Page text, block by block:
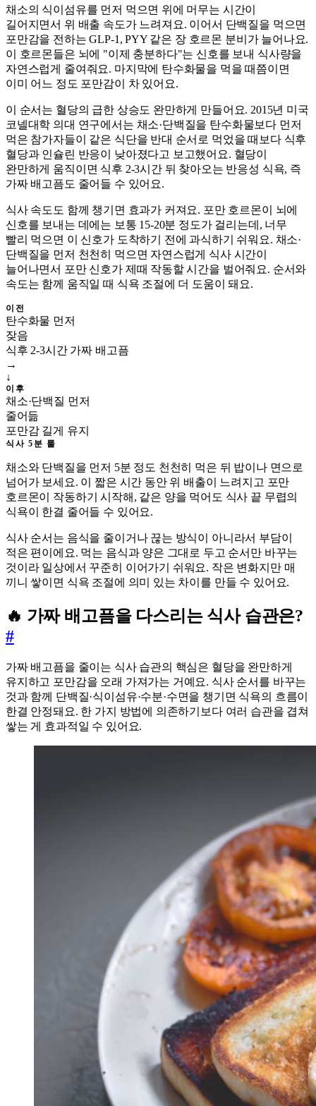
채소의 식이섬유를 먼저 먹으면 위에 머무는 시간이
길어지면서 위 배출 속도가 느려져요. 이어서 단백질을 먹으면
포만감을 전하는 GLP-1, PYY 같은 장 호르몬 분비가 늘어나요.
이 호르몬들은 뇌에 "이제 충분하다"는 신호를 보내 식사량을
자연스럽게 줄여줘요. 마지막에 탄수화물을 먹을 때쯤이면
이미 어느 정도 포만감이 차 있어요.
이 순서는 혈당의 급한 상승도 완만하게 만들어요. 2015년 미국
코넬대학 의대 연구에서는 채소·단백질을 탄수화물보다 먼저
먹은 참가자들이 같은 식단을 반대 순서로 먹었을 때보다 식후
혈당과 인슐린 반응이 낮아졌다고 보고했어요. 혈당이
완만하게 움직이면 식후 2-3시간 뒤 찾아오는 반응성 식욕, 즉
가짜 배고픔도 줄어들 수 있어요.
식사 속도도 함께 챙기면 효과가 커져요. 포만 호르몬이 뇌에
신호를 보내는 데에는 보통 15-20분 정도가 걸리는데, 너무
빨리 먹으면 이 신호가 도착하기 전에 과식하기 쉬워요. 채소·
단백질을 먼저 천천히 먹으면 자연스럽게 식사 시간이
늘어나면서 포만 신호가 제때 작동할 시간을 벌어줘요. 순서와
속도는 함께 움직일 때 식욕 조절에 더 도움이 돼요.
이전
탄수화물 먼저
잦음
식후 2-3시간 가짜 배고픔
→
↓
이후
채소·단백질 먼저
줄어듦
포만감 길게 유지
식사 5분 룰
채소와 단백질을 먼저 5분 정도 천천히 먹은 뒤 밥이나 면으로
넘어가 보세요. 이 짧은 시간 동안 위 배출이 느려지고 포만
호르몬이 작동하기 시작해, 같은 양을 먹어도 식사 끝 무렵의
식욕이 한결 줄어들 수 있어요.
식사 순서는 음식을 줄이거나 끊는 방식이 아니라서 부담이
적은 편이에요. 먹는 음식과 양은 그대로 두고 순서만 바꾸는
것이라 일상에서 꾸준히 이어가기 쉬워요. 작은 변화지만 매
끼니 쌓이면 식욕 조절에 의미 있는 차이를 만들 수 있어요.
🔥 가짜 배고픔을 다스리는 식사 습관은?
#
가짜 배고픔을 줄이는 식사 습관의 핵심은 혈당을 완만하게
유지하고 포만감을 오래 가져가는 거예요. 식사 순서를 바꾸는
것과 함께 단백질·식이섬유·수분·수면을 챙기면 식욕의 흐름이
한결 안정돼요. 한 가지 방법에 의존하기보다 여러 습관을 겹쳐
쌓는 게 효과적일 수 있어요.